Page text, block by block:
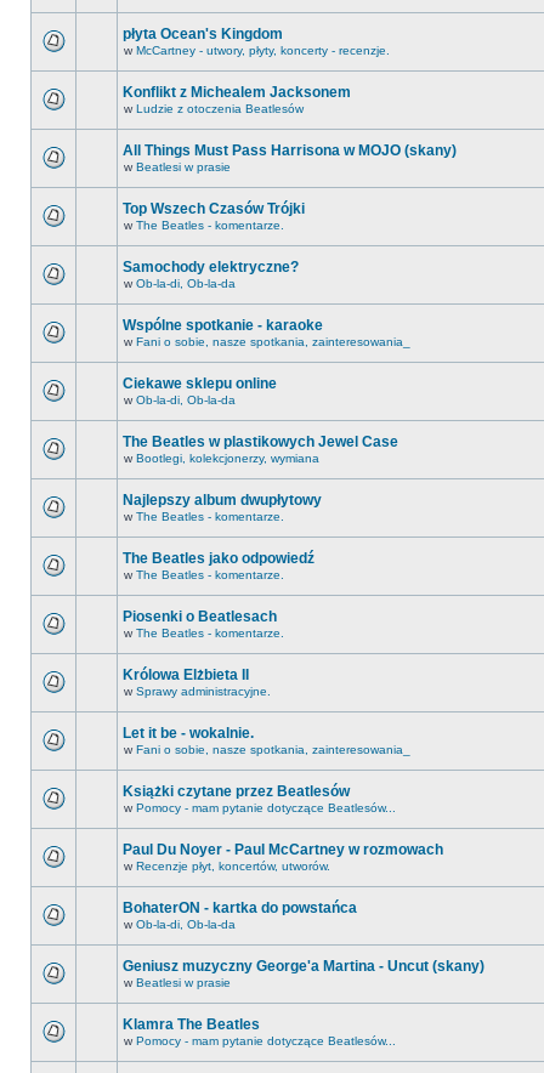
płyta Ocean's Kingdom
w McCartney - utwory, płyty, koncerty - recenzje.
Konflikt z Michealem Jacksonem
w Ludzie z otoczenia Beatlesów
All Things Must Pass Harrisona w MOJO (skany)
w Beatlesi w prasie
Top Wszech Czasów Trójki
w The Beatles - komentarze.
Samochody elektryczne?
w Ob-la-di, Ob-la-da
Wspólne spotkanie - karaoke
w Fani o sobie, nasze spotkania, zainteresowania_
Ciekawe sklepu online
w Ob-la-di, Ob-la-da
The Beatles w plastikowych Jewel Case
w Bootlegi, kolekcjonerzy, wymiana
Najlepszy album dwupłytowy
w The Beatles - komentarze.
The Beatles jako odpowiedź
w The Beatles - komentarze.
Piosenki o Beatlesach
w The Beatles - komentarze.
Królowa Elżbieta II
w Sprawy administracyjne.
Let it be - wokalnie.
w Fani o sobie, nasze spotkania, zainteresowania_
Książki czytane przez Beatlesów
w Pomocy - mam pytanie dotyczące Beatlesów...
Paul Du Noyer - Paul McCartney w rozmowach
w Recenzje płyt, koncertów, utworów.
BohaterON - kartka do powstańca
w Ob-la-di, Ob-la-da
Geniusz muzyczny George'a Martina - Uncut (skany)
w Beatlesi w prasie
Klamra The Beatles
w Pomocy - mam pytanie dotyczące Beatlesów...